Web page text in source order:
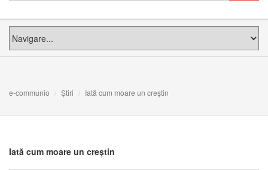
e-communio Știri Iată cum moare un creștin
Iată cum moare un creștin